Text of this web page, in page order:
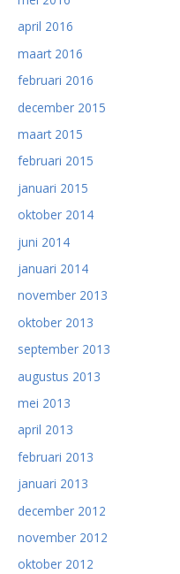
april 2016
maart 2016
februari 2016
december 2015
maart 2015
februari 2015
januari 2015
oktober 2014
juni 2014
januari 2014
november 2013
oktober 2013
september 2013
augustus 2013
mei 2013
april 2013
februari 2013
januari 2013
december 2012
november 2012
oktober 2012